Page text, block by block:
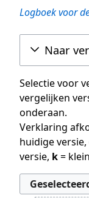
Logboek voor
Naar
Selectie voor
vergelijken
onderaan.
Verklaring
huidige versie,
versie, k=